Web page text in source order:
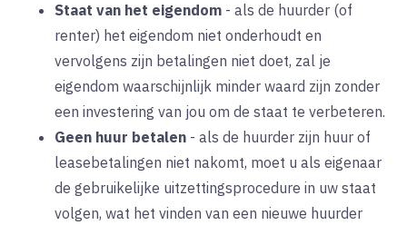
Staat van het eigendom - als de huurder (of
renter) het eigendom niet onderhoudt en
vervolgens zijn betalingen niet doet, zal je
eigendom waarschijnlijk minder waard zijn zonder
een investering van jou om de staat te verbeteren.
Geen huur betalen - als de huurder zijn huur of
leasebetalingen niet nakomt, moet u als eigenaar
de gebruikelijke uitzettingsprocedure in uw staat
volgen, wat het vinden van een nieuwe huurder